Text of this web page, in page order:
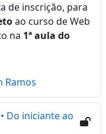
de inscrição, para
ao curso de Web
na 1ª aula do
Ramos
Do iniciante ao